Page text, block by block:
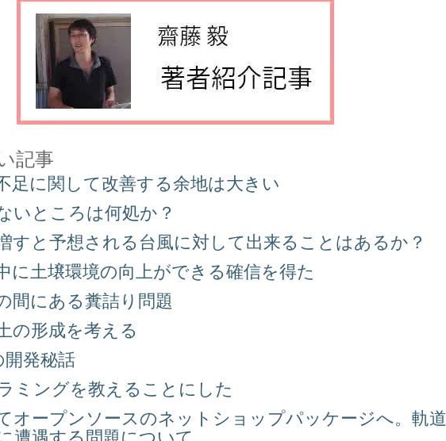
記事
足に関して改善する余地は大きい
いところは何処か？
すと予想される台風に対して出来ることはあるか？
に土壌環境の向上ができる確信を得た
間にある糞詰り問題
の形成を考える
開発秘話
ミングを教えることにした
オープンソースのネットショップパッケージへ。軌道